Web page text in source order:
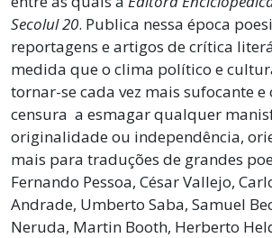
Secolul 20. Publica nessa época
reportagens e artigos de crítica
medida que o clima político e
tornar-se cada vez mais sufocante
censura a esmagar qualquer
originalidade ou independência,
mais para traduções de grandes
Fernando Pessoa, César Vallejo,
Andrade, Umberto Saba, Samuel
Neruda, Martin Booth, Herberto